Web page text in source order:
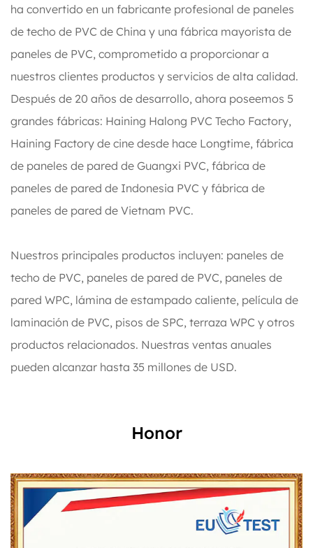
ha convertido en un fabricante profesional de paneles
de techo de PVC de China y una fábrica mayorista de
paneles de PVC, comprometido a proporcionar a
nuestros clientes productos y servicios de alta calidad.
Después de 20 años de desarrollo, ahora poseemos 5
grandes fábricas: Haining Halong PVC Techo Factory,
Haining Factory de cine desde hace Longtime, fábrica
de paneles de pared de Guangxi PVC, fábrica de
paneles de pared de Indonesia PVC y fábrica de
paneles de pared de Vietnam PVC.
Nuestros principales productos incluyen: paneles de
techo de PVC, paneles de pared de PVC, paneles de
pared WPC, lámina de estampado caliente, película de
laminación de PVC, pisos de SPC, terraza WPC y otros
productos relacionados. Nuestras ventas anuales
pueden alcanzar hasta 35 millones de USD.
Honor